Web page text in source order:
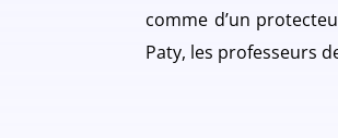
comme d’un
Paty, les professeurs